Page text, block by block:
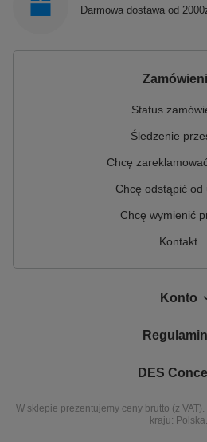
Darmowa dostawa od
Status
Śledzenie
Chcę
Chcę odstąpić od
Chcę wymienić
Kontakt
Konto
DES
W sklepie prezentujemy ceny brutto (z VAT).
kraju: Polska.